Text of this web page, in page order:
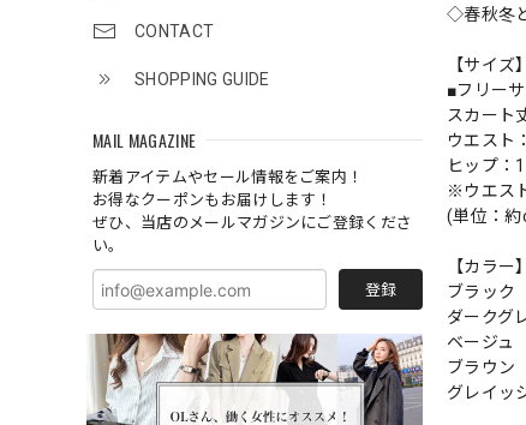
CONTACT
SHOPPING GUIDE
MAIL MAGAZINE
新着アイテムやセール情報をご案内！
お得なクーポンもお届けします！
ぜひ、当店のメールマガジンにご登録くださ
い。
登録
◇春秋冬
【サイズ】
■フリー
スカート
ウエスト
ヒップ：
※ウエス
(単位：約
【カラー】
ブラック
ダークグ
ベージュ
ブラウン
グレイッ